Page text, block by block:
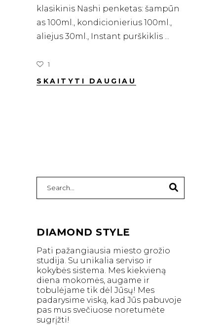
klasikinis Nashi penketas: šampūn
as 100ml., kondicionierius 100ml.,
aliejus 30ml., Instant purškiklis
1
SKAITYTI DAUGIAU
for:
DIAMOND STYLE
Pati pažangiausia miesto grožio
studija. Su unikalia serviso ir
kokybės sistema. Mes kiekvieną
diena mokomės, augame ir
tobulėjame tik dėl Jūsų! Mes
padarysime viską, kad Jūs pabuvoje
pas mus svečiuose noretumėte
sugrįžti!